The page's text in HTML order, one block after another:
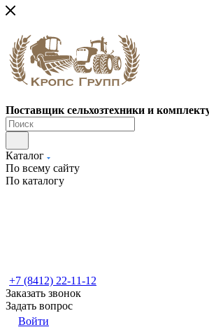
Поставщик сельхозтехники и
Каталог
По всему сайту
По каталогу
+7 (8412) 22-11-12
Заказать звонок
Задать вопрос
Войти